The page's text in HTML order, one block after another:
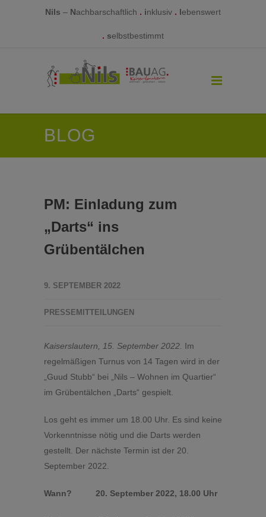
Nils – Nachbarschaftlich . inklusiv . lebenswert
. selbstbestimmt
BLOG
PM: Einladung zum
„Darts“ ins
Grübentälchen
9. SEPTEMBER 2022
PRESSEMITTEILUNGEN
Kaiserslautern, 15. September 2022. Im
regelmäßigen Turnus von 14 Tagen wird in der
„Guud Stubb“ bei „Nils – Wohnen im Quartier“
im Grübentälchen „Darts“ gespielt.
Los geht es immer um 18.00 Uhr. Es sind keine
Vorkenntnisse nötig und die Darts werden
gestellt. Der nächste Termin ist der 20.
September 2022.
Wann? 20. September 2022, 18.00 Uhr